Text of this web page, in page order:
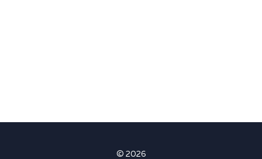
© 2026